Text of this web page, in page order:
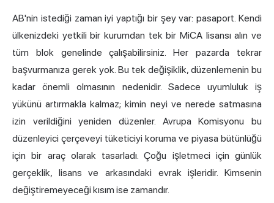
AB'nin istediği zaman iyi yaptığı bir şey var: pasaport. Kendi
ülkenizdeki yetkili bir kurumdan tek bir MiCA lisansı alın ve
tüm blok genelinde çalışabilirsiniz. Her pazarda tekrar
başvurmanıza gerek yok. Bu tek değişiklik, düzenlemenin bu
kadar önemli olmasının nedenidir. Sadece uyumluluk iş
yükünü artırmakla kalmaz; kimin neyi ve nerede satmasına
izin verildiğini yeniden düzenler. Avrupa Komisyonu bu
düzenleyici çerçeveyi tüketiciyi koruma ve piyasa bütünlüğü
için bir araç olarak tasarladı. Çoğu işletmeci için günlük
gerçeklik, lisans ve arkasındaki evrak işleridir. Kimsenin
değiştiremeyeceği kısım ise zamandır.